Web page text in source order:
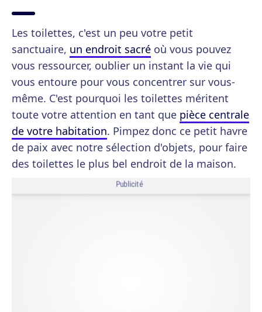
Les toilettes, c'est un peu votre petit
sanctuaire, un endroit sacré où vous pouvez
vous ressourcer, oublier un instant la vie qui
vous entoure pour vous concentrer sur vous-
même. C'est pourquoi les toilettes méritent
toute votre attention en tant que pièce centrale
de votre habitation. Pimpez donc ce petit havre
de paix avec notre sélection d'objets, pour faire
des toilettes le plus bel endroit de la maison.
Publicité